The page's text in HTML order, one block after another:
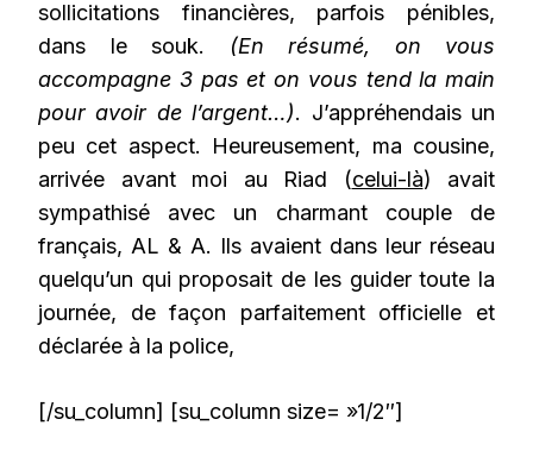
sollicitations financières, parfois pénibles,
dans le souk.
(En résumé, on vous
accompagne 3 pas et on vous tend la main
pour avoir de l’argent…). J’appréhendais un
peu cet aspect. Heureusement, ma cousine,
arrivée avant moi au Riad (celui-là) avait
sympathisé avec un charmant couple de
français, AL & A. Ils avaient dans leur réseau
quelqu’un qui proposait de les guider toute la
journée, de façon parfaitement officielle et
déclarée à la police,
[/su_column] [su_column size= »1/2″]